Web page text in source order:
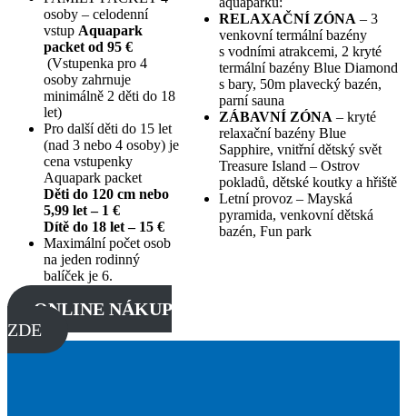
osoby – celodenní
vstup Aquapark
packet od 95 €
(Vstupenka pro 4
osoby zahrnuje
minimálně 2 děti do 18
let)
Pro další děti do 15 let
(nad 3 nebo 4 osoby) je
cena vstupenky
Aquapark packet
Děti do 120 cm nebo
5,99 let – 1 €
Dítě do 18 let – 15 €
Maximální počet osob
na jeden rodinný
balíček je 6.
ONLINE NÁKUP
ZDE
RELAXAČNÍ ZÓNA – 3
venkovní termální bazény
s vodními atrakcemi, 2 kryté
termální bazény Blue Diamond
s bary, 50m plavecký bazén,
parní sauna
ZÁBAVNÍ ZÓNA– kryté
relaxační bazény Blue
Sapphire, vnitřní dětský svět
Treasure Island – Ostrov
pokladů, dětské koutky a hřiště
Letní provoz – Mayská
pyramida, venkovní dětská
bazén, Fun park